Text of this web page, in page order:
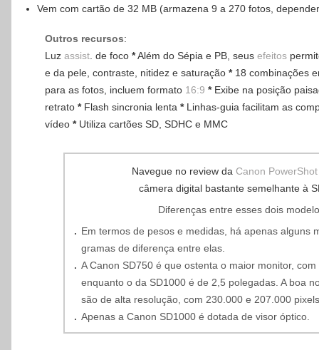
Vem com cartão de 32 MB (armazena 9 a 270 fotos,
Outros recursos:
Luz assist . de foco *Além do Sépia e PB, seus efeitos
e da pele, contraste, nitidez e saturação *18 combinações
para as fotos, incluem formato 16:9 *Exibe na posição
retrato *Flash sincronia lenta *Linhas-guia facilitam as
vídeo *Utiliza cartões SD, SDHC e MMC
Navegue no review da Canon
câmera digital bastante semelhante à
Diferenças entre esses dois
. Em termos de pesos e medidas, há apenas alguns
gramas de diferença entre elas.
. A Canon SD750 é que ostenta o maior monitor,
enquanto o da SD1000 é de 2,5 polegadas. A boa
são de alta resolução, com 230.000 e 207.000
. Apenas a Canon SD1000 é dotada de visor óptico.